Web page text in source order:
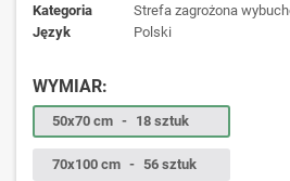
kategoria
Strefa zagrożona
język
Polski
WYMIAR:
50x70 cm - 18 sztuk
70x100 cm - 56 sztuk